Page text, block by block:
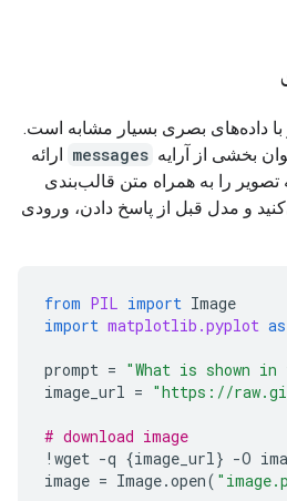
1.  **Identify the core
2.  **Recall/Verify the
3.  **State the answer
4.  **Add necessary
*   What happens at
*   What happens under
5.  **Final Review:**
$$\mathbf{100^\circ\text{C}
**Important Note:**
The boiling point of water
*   **Higher Pressure:**
The boiling point of water
*   **Higher Pressure:**
داده‌های بصری بسیار مشابه است.
بخشی از آرایه messages ارائه
را به همراه متن قالب‌بندی
و مدل قبل از پاسخ دادن، ورودی
from PIL import Image
import matplotlib.pyplot as
prompt = "What is shown in
image_url = "https://
# download image
! wget -q {image_url} -O
image = Image.open(